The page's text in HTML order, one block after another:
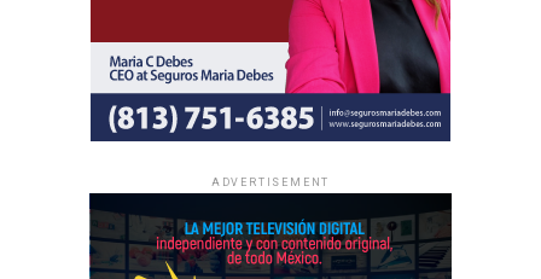
La información oficial sobre fechas, lugares y el programa
completo de las Asambleas Regionales e Internacionales
está disponible en JW.ORG.
ADVERTISEMENT